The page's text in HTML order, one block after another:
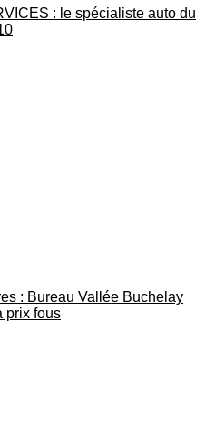
: le spécialiste auto du
: Bureau Vallée Buchelay
prix fous